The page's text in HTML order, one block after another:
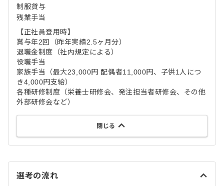
制服貸与
残業手当
【正社員登用時】
賞与年2回（昨年実績2.5ヶ月分）
退職金制度（社内規定による）
役職手当
家族手当（最大23,000円 配偶者11,000円、子供1人につ
き4,000円支給）
各種研修制度（栄養士研修会、発注担当者研修会、その他
外部研修会など）
閉じる
選考の流れ